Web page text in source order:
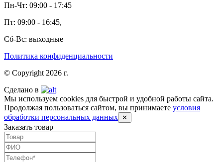
Пн-Чт: 09:00 - 17:45
Пт: 09:00 - 16:45,
Сб-Вс: выходные
Политика конфиденциальности
© Copyright 2026 г.
Сделано в
Мы используем cookies для быстрой и удобной работы сайта.
Продолжая пользоваться сайтом, вы принимаете условия
обработки персональных данных ✕
Заказать товар